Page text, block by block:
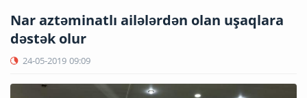
Nar aztəminatlı ailələrdən olan uşaqlara
dəstək olur
24-05-2019 09:09